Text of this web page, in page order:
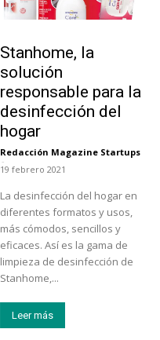
Stanhome, la
solución
responsable para la
desinfección del
hogar
Redacción Magazine Startups
-
19 febrero 2021
La desinfección del hogar en
diferentes formatos y usos,
más cómodos, sencillos y
eficaces. Así es la gama de
limpieza de desinfección de
Stanhome,...
Leer más